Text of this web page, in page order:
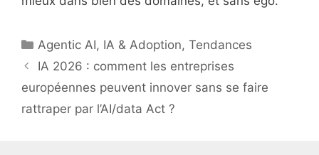
Catégories
Agentic AI, IA & Adoption,Tendances
IA 2026 : comment les entreprises
européennes peuvent innover sans se faire
rattraper par l’AI/data Act ?